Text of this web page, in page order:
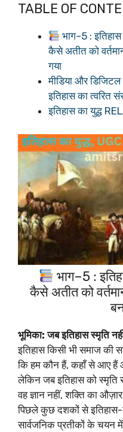
TABLE OF
भाग–5 : इतिहास
कैसे अतीत को
गया
मीडिया और डिजिटल
इतिहास का त्वरित
इतिहास का युद्ध
भाग–5 :
कैसे अतीत को
भूमिका: जब इतिहास स्मृति
इतिहास किसी भी समाज की
कि हम कौन हैं, कहाँ से आए हैं
लेकिन जब इतिहास को स्मृति
वह ज्ञान नहीं, शक्ति का
पिछले कुछ दशकों से
सार्वजनिक प्रतीकों के चयन